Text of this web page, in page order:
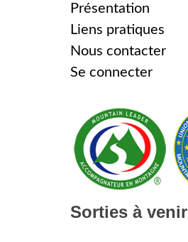
Présentation
Liens pratiques
Nous contacter
Se connecter
Sorties à venir